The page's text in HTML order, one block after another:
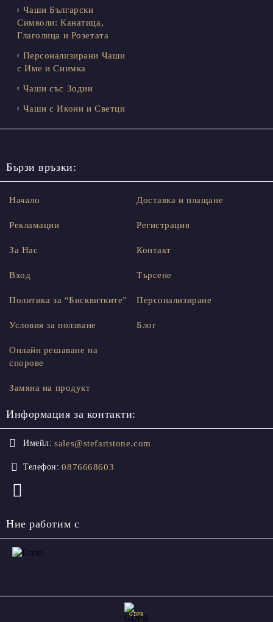
Чаши Български
Символи: Канатица,
Глаголица и Розетата
Персонализирани Чаши
с Име и Снимка
Чаши със Зодии
Чаши с Икони и Светци
Бързи връзки:
Начало
Рекламации
За Нас
Вход
Доставка и плащане
Регистрация
Контакт
Търсене
Политика за “Бисквитките”
Условия за ползване
Онлайн решаване на
спорове
Замяна на продукт
Персонализиране
Блог
Информация за контакти:
Имейл: sales@stefartstone.com
Телефон: 0876668603
Ние работим с
GDPR